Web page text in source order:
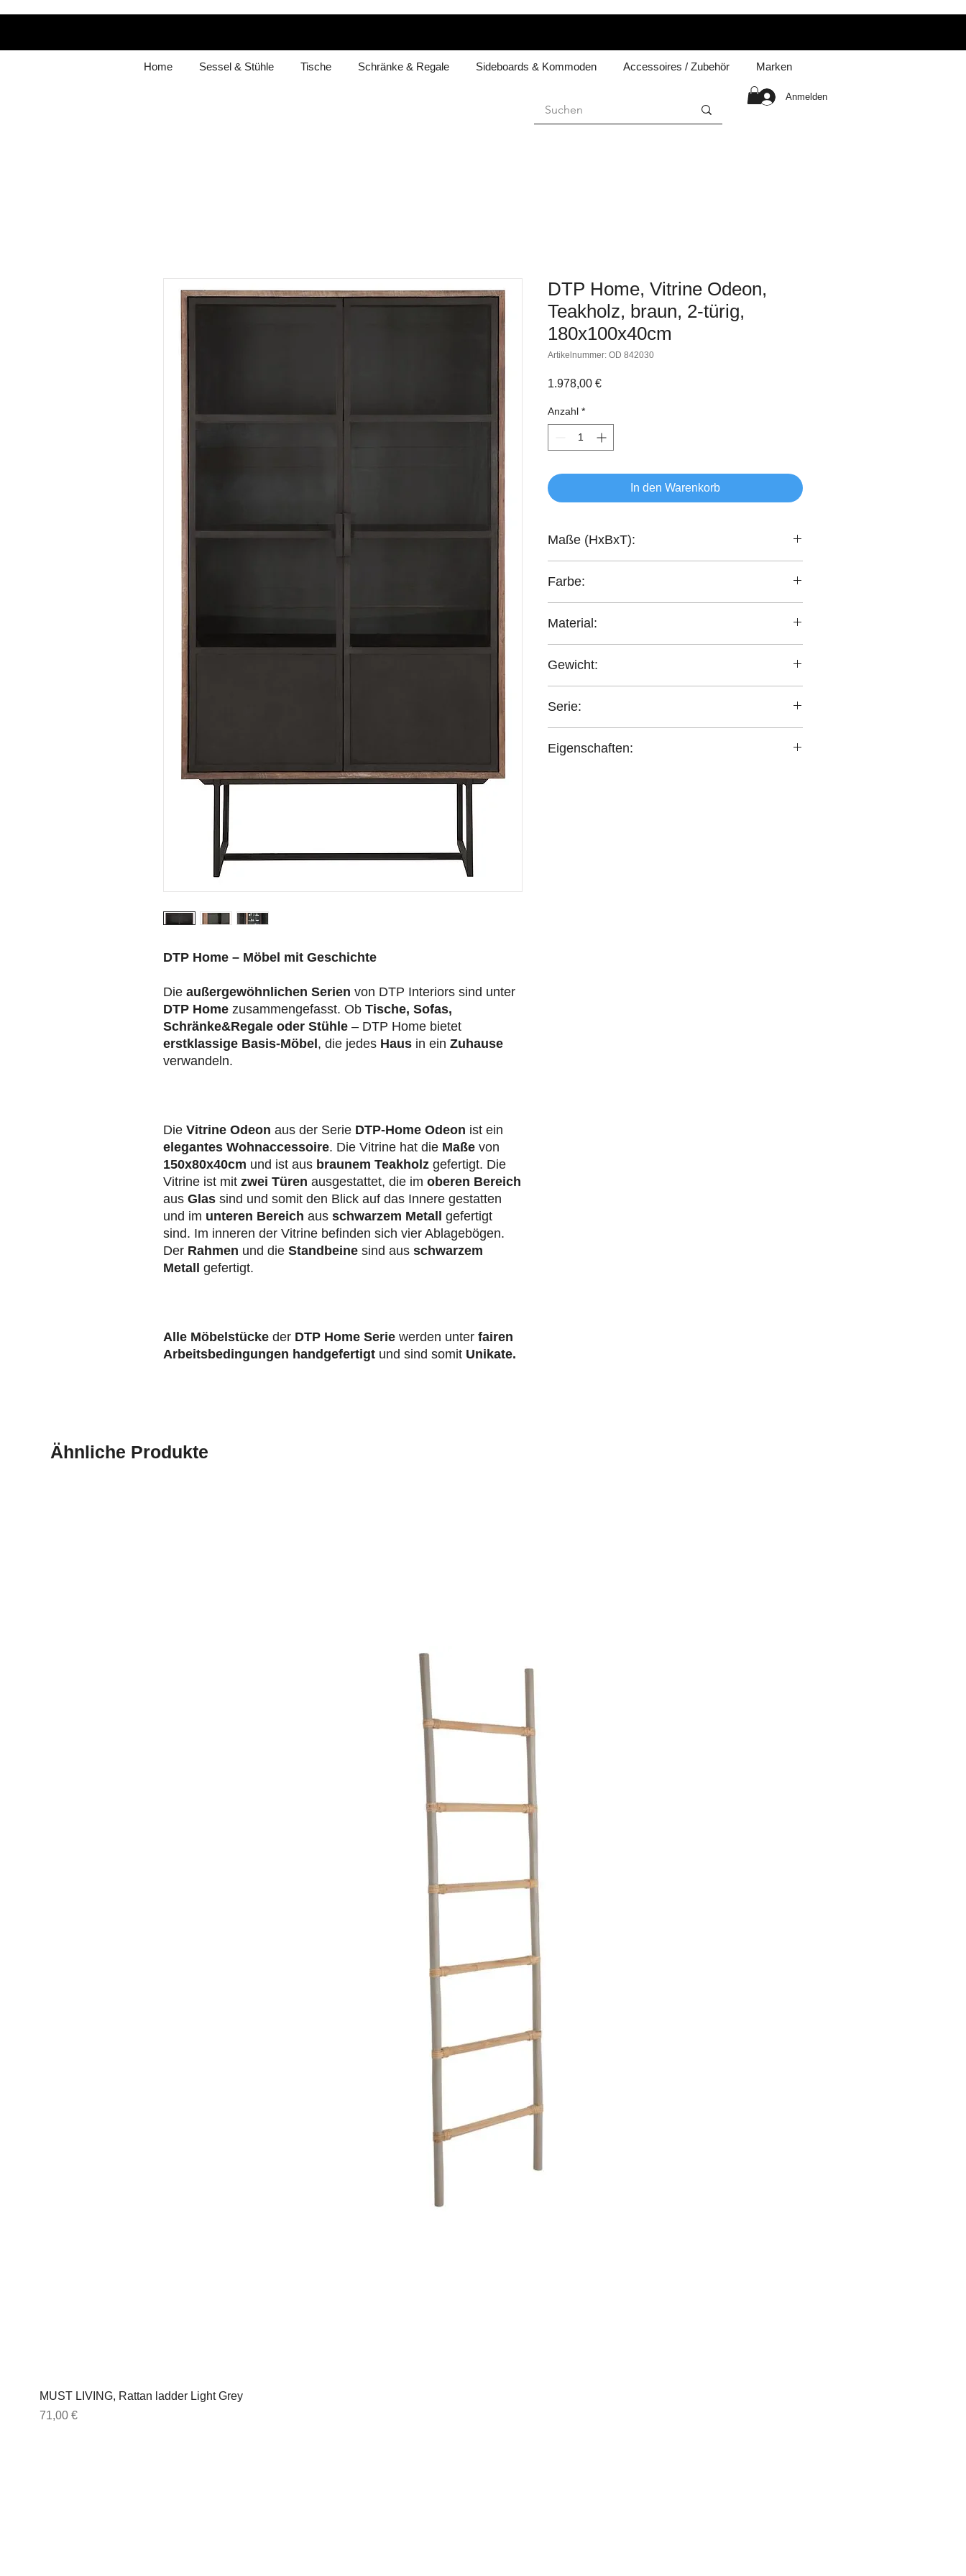
Anmelden
Home Sessel & Stühle Tische Schränke & Regale Sideboards & Kommoden Accessoires / Zubehör Marken
DTP Home – Möbel mit Geschichte
Die außergewöhnlichen Serien von DTP Interiors sind unter
DTP Home zusammengefasst. Ob Tische, Sofas,
Schränke&Regale oder Stühle – DTP Home bietet
erstklassige Basis-Möbel , die jedes Haus in ein Zuhause
verwandeln.
Die Vitrine Odeon aus der Serie DTP-Home Odeon ist ein
elegantes Wohnaccessoire. Die Vitrine hat die Maße von
150x80x40cm und ist aus braunem Teakholz gefertigt. Die
Vitrine ist mit zwei Türen ausgestattet, die im oberen Bereich
aus Glas sind und somit den Blick auf das Innere gestatten
und im unteren Bereich aus schwarzem Metall
gefertigt
sind. Im inneren der Vitrine befinden sich vier Ablagebögen.
Der Rahmen und die Standbeine sind aus schwarzem
Metall gefertigt.
Alle Möbelstücke der DTP Home Serie werden unter fairen
Arbeitsbedingungen handgefertigt und sind somit Unikate.
DTP Home, Vitrine Odeon,
Teakholz, braun, 2-türig,
180x100x40cm
Artikelnummer: OD 842030
1.978,00 €Preis
Anzahl *
In den Warenkorb
Maße (HxBxT):
Farbe:
Material:
Gewicht:
Serie:
Eigenschaften:
Ähnliche Produkte
MUST LIVING, Rattan ladder Light Grey
Preis
71,00 €